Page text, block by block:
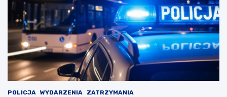
POLICJA WYDARZENIA ZATRZYMANIA